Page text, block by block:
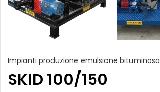
Impianti produzione emulsione bituminosa
SKID 100/150